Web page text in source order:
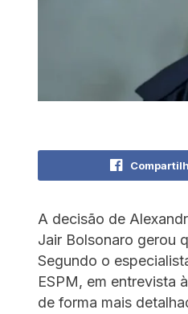
A decisão de
Jair Bolsonaro gerou
Segundo o
ESPM, em entrevista à
de forma mais